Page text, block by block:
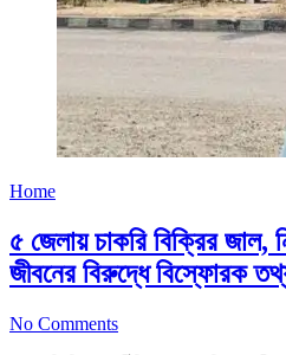
Home
৫ জেলায় চাকরি বিক্রির জাল,
জীবনের বিরুদ্ধে বিস্ফোরক
No Comments